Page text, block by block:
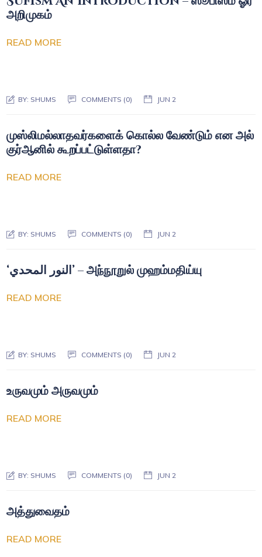
அறிமுகம்
READ MORE
BY: SHUMS COMMENTS (0) JUN 2
முஸ்லிமல்லாதவர்களைக் கொல்ல வேண்டும் என அல்
குர்ஆனில் கூறப்பட்டுள்ளதா?
READ MORE
BY: SHUMS COMMENTS (0) JUN 2
‘النور المحدي’ – அந்நூறுல் முஹம்மதிய்யு
READ MORE
BY: SHUMS COMMENTS (0) JUN 2
உருவமும் அருவமும்
READ MORE
BY: SHUMS COMMENTS (0) JUN 2
அத்துவைதம்
READ MORE